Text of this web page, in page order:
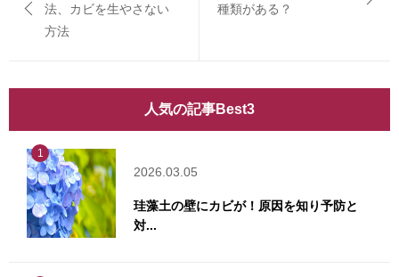
法、カビを生やさない
方法
種類がある？
人気の記事Best3
1
2026.03.05
珪藻土の壁にカビが！原因を知り予防と
対...